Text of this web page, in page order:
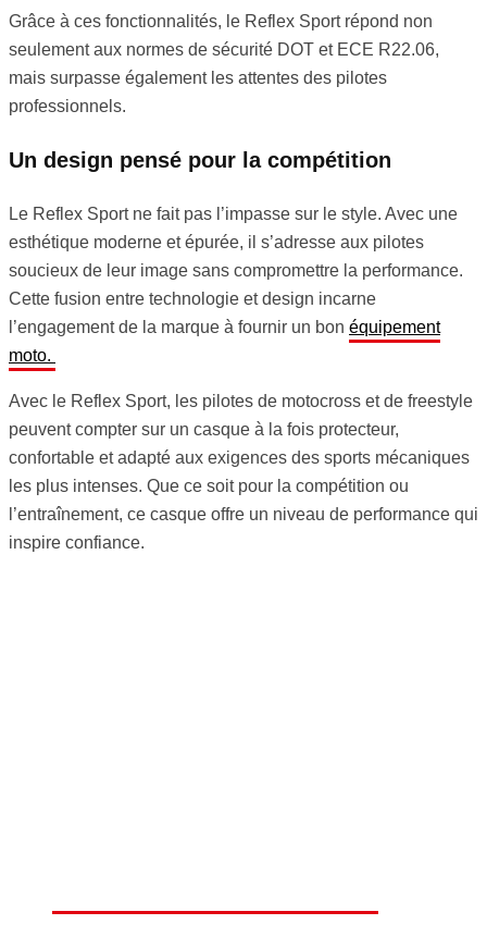
Grâce à ces fonctionnalités, le Reflex Sport répond non
seulement aux normes de sécurité DOT et ECE R22.06,
mais surpasse également les attentes des pilotes
professionnels.
Un design pensé pour la compétition
Le Reflex Sport ne fait pas l’impasse sur le style. Avec une
esthétique moderne et épurée, il s’adresse aux pilotes
soucieux de leur image sans compromettre la performance.
Cette fusion entre technologie et design incarne
l’engagement de la marque à fournir un bon équipement
moto.
Avec le Reflex Sport, les pilotes de motocross et de freestyle
peuvent compter sur un casque à la fois protecteur,
confortable et adapté aux exigences des sports mécaniques
les plus intenses. Que ce soit pour la compétition ou
l’entraînement, ce casque offre un niveau de performance qui
inspire confiance.